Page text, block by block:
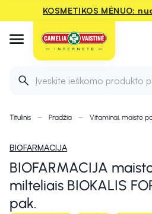
KOSMETIKOS MĖNUO:
Įveskite ieškomo produkto
Titulinis Pradžia Vitaminai, maisto
BIOFARMACIJA
BIOFARMACIJA
milteliais BIOKALIS
pak.